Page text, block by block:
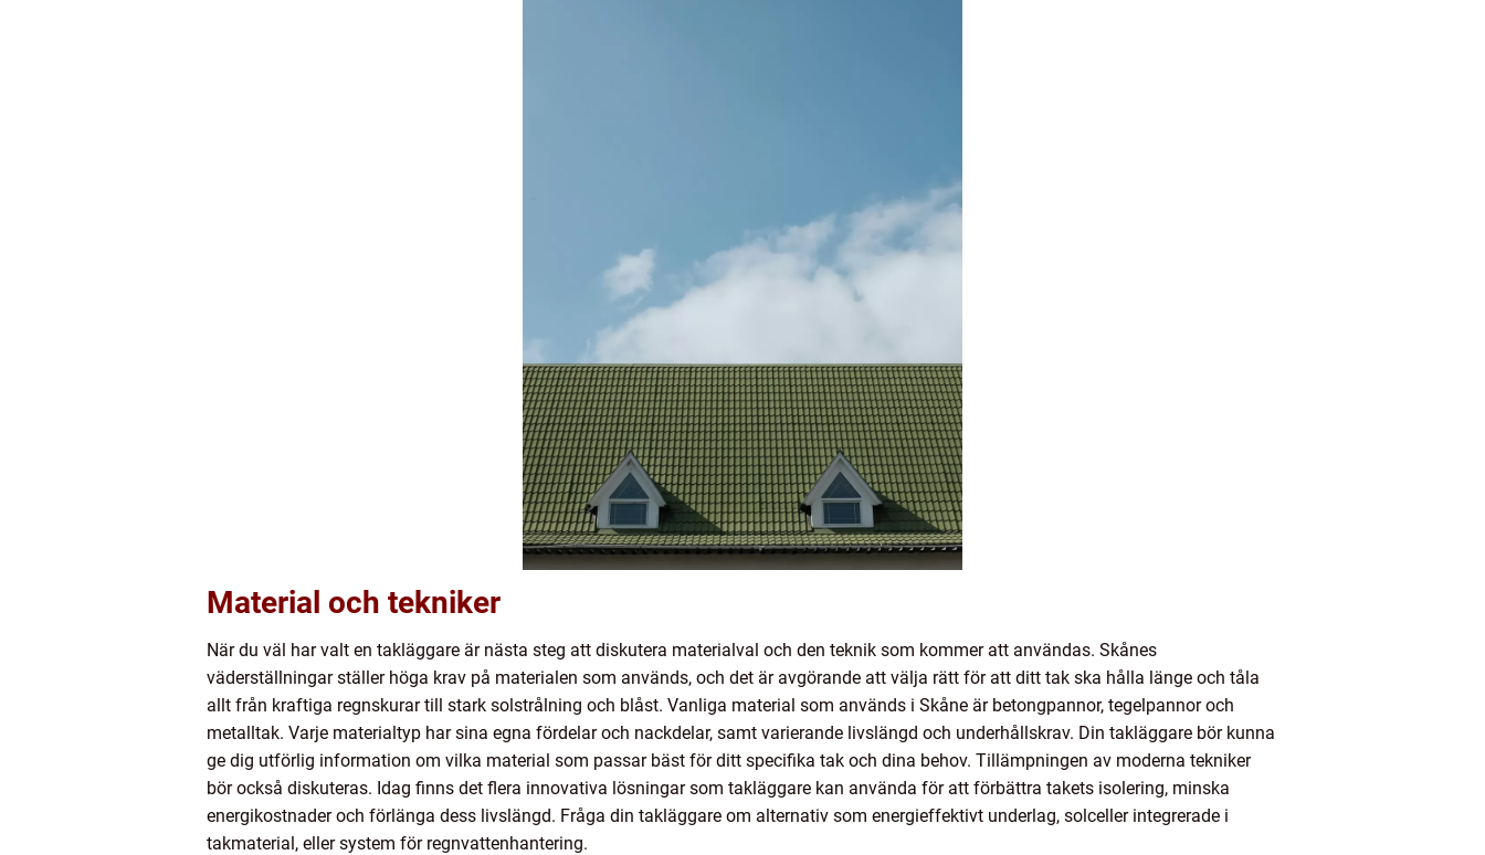
Material och tekniker
När du väl har valt en takläggare är nästa steg att diskutera materialval och den teknik som kommer att användas. Skånes
väderställningar ställer höga krav på materialen som används, och det är avgörande att välja rätt för att ditt tak ska hålla länge och tåla
allt från kraftiga regnskurar till stark solstrålning och blåst. Vanliga material som används i Skåne är betongpannor, tegelpannor och
metalltak. Varje materialtyp har sina egna fördelar och nackdelar, samt varierande livslängd och underhållskrav. Din takläggare bör kunna
ge dig utförlig information om vilka material som passar bäst för ditt specifika tak och dina behov. Tillämpningen av moderna tekniker
bör också diskuteras. Idag finns det flera innovativa lösningar som takläggare kan använda för att förbättra takets isolering, minska
energikostnader och förlänga dess livslängd. Fråga din takläggare om alternativ som energieffektivt underlag, solceller integrerade i
takmaterial, eller system för regnvattenhantering.